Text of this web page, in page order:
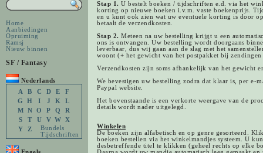
Home
Aanbiedingen
Opruiming
Ramsj
Nieuw binnen
SF / Fantasy
Nederlands
A
B C D E
F
G
H I J K
L
M
N O P Q
R
S
T U V W
X
Y
Z
Bundels
Tijdschriften
Stap 1. U bestelt boeken / tijdschriften e.d. via het
korting op nieuwe boeken i.v.m. vaste boekenprijs.
en u kunt ook zien wat uw eventuele korting is door
betaalt de verzendkosten.
Stap 2. Meteen na uw bestelling krijgt u een
ons is ontvangen. Uw bestelling wordt doorgaans
leverbaar, dus wij gaan aan de slag met het
woont (+ het gewicht van het postpakket bij zendingen
Verzendkosten zijn soms afhankelijk van het gewicht
We bevestigen uw bestelling zodra dat klaar is, per e-
Paypal website.
Het bovenstaande is een verkorte weergave van de
details wordt nader uitgelegd.
Winkelen
De boeken zijn alfabetisch en op genre gesorteerd.
boeken bestellen via het winkelmandjes systeem. U
desbetreffende titel te klikken (geheel rechts op elke